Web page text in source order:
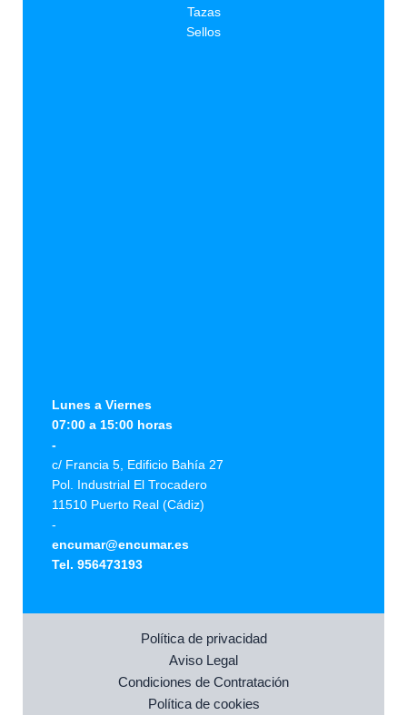
Tazas
Sellos
Lunes a Viernes
07:00 a 15:00 horas
-
c/ Francia 5, Edificio Bahía 27
Pol. Industrial El Trocadero
11510 Puerto Real (Cádiz)
-
encumar@encumar.es
Tel. 956473193
Política de privacidad
Aviso Legal
Condiciones de Contratación
Política de cookies